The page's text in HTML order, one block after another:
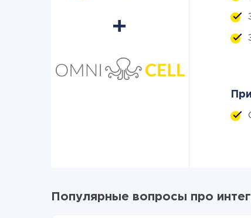
Популярные вопросы про